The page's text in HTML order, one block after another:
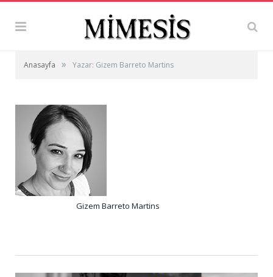
Anasayfa » Yazar: Gizem Barreto Martins
Gizem Barreto Martins